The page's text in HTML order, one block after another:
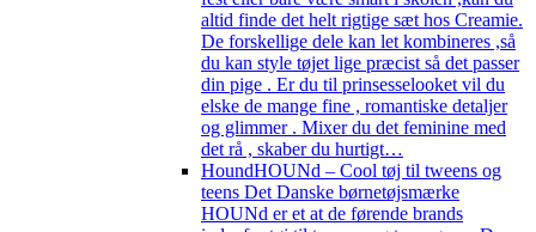
altid finde det helt rigtige sæt hos Creamie.
De forskellige dele kan let kombineres ,så
du kan style tøjet lige præcist så det passer
din pige . Er du til prinsesselooket vil du
elske de mange fine , romantiske detaljer
og glimmer . Mixer du det feminine med
det rå , skaber du hurtigt…
HoundHOUNd – Cool tøj til tweens og
teens Det Danske børnetøjsmærke
HOUNd er et at de førende brands